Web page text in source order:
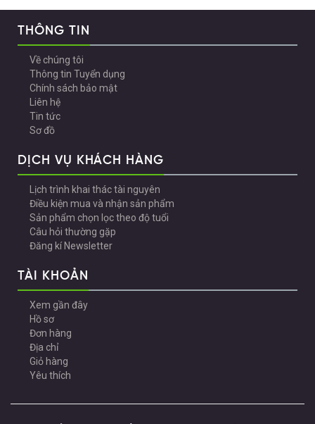
THÔNG TIN
Về chúng tôi
Thông tin Tuyển dụng
Chính sách bảo mật
Liên hệ
Tin tức
Sơ đồ
DỊCH VỤ KHÁCH HÀNG
Lịch trình khai thác tài nguyên
Điều kiện mua và nhận sản phẩm
Sản phẩm chọn lọc theo độ tuổi
Câu hỏi thường gặp
Đăng kí Newsletter
TÀI KHOẢN
Xem gần đây
Hồ sơ
Đơn hàng
Địa chỉ
Giỏ hàng
Yêu thích